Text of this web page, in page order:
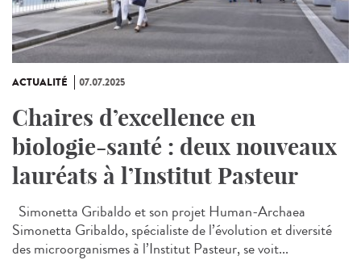
ACTUALITÉ 07.07.2025
Chaires d’excellence en
biologie-santé : deux nouveaux
lauréats à l’Institut Pasteur
Simonetta Gribaldo et son projet Human-Archaea
Simonetta Gribaldo, spécialiste de l’évolution et diversité
des microorganismes à l’Institut Pasteur, se voit...